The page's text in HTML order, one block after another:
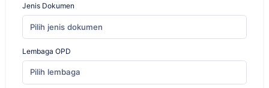
Jenis Dokumen
Pilih jenis dokumen
Lembaga OPD
Pilih lembaga